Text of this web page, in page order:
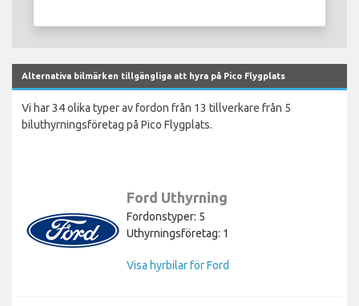
Alternativa bilmärken tillgängliga att hyra på Pico Flygplats
Vi har 34 olika typer av fordon från 13 tillverkare från 5
biluthyrningsföretag på Pico Flygplats.
Ford Uthyrning
Fordonstyper: 5
Uthyrningsföretag: 1
Visa hyrbilar för Ford